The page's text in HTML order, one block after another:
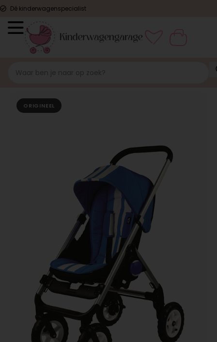
Dé kinderwagenspecialist
ORIGINEEL